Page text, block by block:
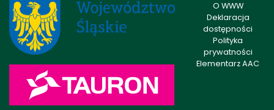
O WWW
Deklaracja
dostępności
Polityka
prywatności
Elementarz AAC